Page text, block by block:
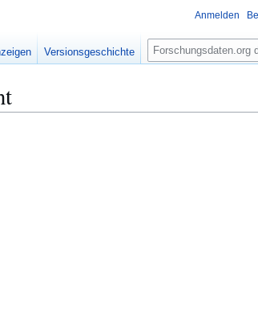
Anmelden
Versionsgeschichte
S
u
e